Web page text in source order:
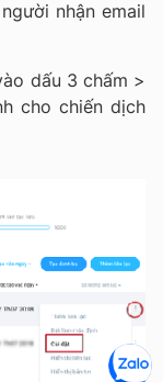
nhận email
dấu 3 chấm >
cho chiến dịch